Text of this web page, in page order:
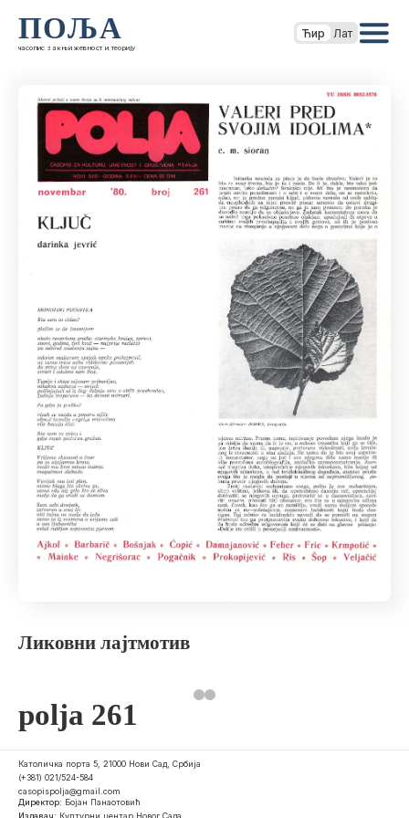
ПОЉА
часопис за књижевност и теорију
Ћир Лат
Ликовни лајтмотив
polja 261
Католичка порта 5, 21000 Нови Сад, Србија
(+381) 021/524-584
casopispolja@gmail.com
Директор: Бојан Панаотовић
Издавач: Културни центар Новог Сада